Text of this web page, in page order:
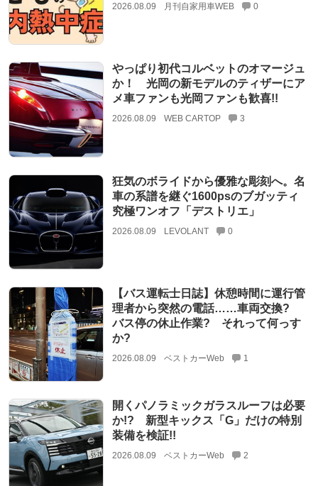
2026.08.09 月刊自家用車WEB 0
やっぱり初代コルベットのオマージュ
か！ 光岡の新モデルのティザーにア
メ車ファンも光岡ファンも歓喜!!
2026.08.09 WEB CARTOP 3
狂気のボライドから優雅な彫刻へ。名
車の系譜を継ぐ1600psのブガッティ
究極ワンオフ「デストリエ」
2026.08.09 LEVOLANT 0
【バス運転士日誌】休憩時間に運行管
理者から突然の電話……車両交換?
バス停の休止作業? それって何っす
か?
2026.08.09 ベストカーWeb 1
開くパノラミックガラスルーフは必要
か!? 新型キックス「G」だけの特別
装備を検証!!
2026.08.09 ベストカーWeb 2